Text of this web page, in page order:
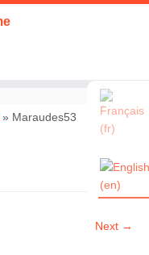
» Maraudes53
Next →